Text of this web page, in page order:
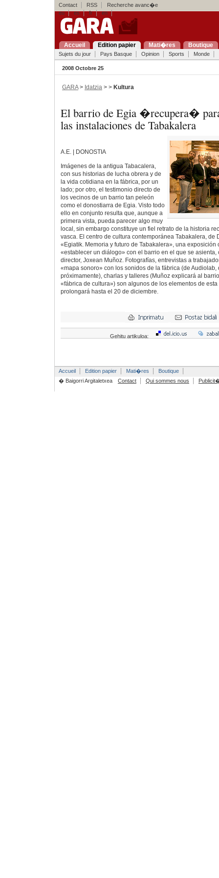
Contact RSS
Recherche avanc�e
eu
es fr en
Accueil Edition papier Mati�res Boutique
Sujets du jour Pays Basque Opinion Sports Monde
2008 Octobre 25
GARA> Idatzia > > Kultura
El barrio de Egia �recupera�
las instalaciones de Tabakalera
A.E. | DONOSTIA
Imágenes de la antigua Tabacalera,
con sus historias de lucha obrera y de
la vida cotidiana en la fábrica, por un
lado; por otro, el testimonio directo de
los vecinos de un barrio tan peleón
como el donostiarra de Egia. Visto todo
ello en conjunto resulta que, aunque a
primera vista, pueda parecer algo muy
local, sin embargo constituye un fiel retrato de la historia
vasca. El centro de cultura contemporánea Tabakalera, de
«Egiatik. Memoria y futuro de Tabakalera», una exposición
«establecer un diálogo» con el barrio en el que se asienta,
director, Joxean Muñoz. Fotografías, entrevistas a
«mapa sonoro» con los sonidos de la fábrica (de Audiolab,
próximamente), charlas y talleres (Muñoz explicará al
«fábrica de cultura») son algunos de los elementos de
prolongará hasta el 20 de diciembre.
Gehitu artikuloa:
Accueil Edition papier Mati�res
Boutique
� Baigorri Argitaletxea
Contact Qui sommes nous